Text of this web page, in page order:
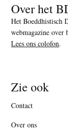
Over het
Het Boeddhistisch
webmagazine over
Lees ons colofon.
Zie ook
Contact
Over ons